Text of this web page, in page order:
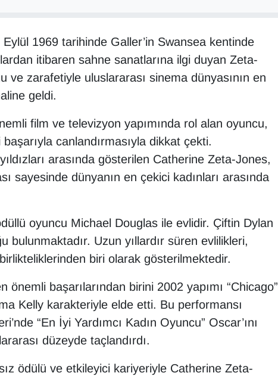
1969 tarihinde Galler’in Swansea kentinde
itibaren sahne sanatlarına ilgi duyan Zeta-
ve zarafetiyle uluslararası sinema dünyasının en
geldi.
film ve televizyon yapımında rol alan oyuncu,
canlandırmasıyla dikkat çekti.
arasında gösterilen Catherine Zeta-Jones,
sayesinde dünyanın en çekici kadınları arasında
oyuncu Michael Douglas ile evlidir. Çiftin Dylan
bulunmaktadır. Uzun yıllardır süren evlilikleri,
biri olarak gösterilmektedir.
başarılarından birini 2002 yapımı “Chicago”
Kelly karakteriyle elde etti. Bu performansı
“En İyi Yardımcı Kadın Oyuncu” Oscar’ını
düzeyde taçlandırdı.
ödülü ve etkileyici kariyeriyle Catherine Zeta-